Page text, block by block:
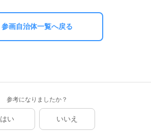
参画自治体一覧へ戻る
参考になりましたか？
はい いいえ